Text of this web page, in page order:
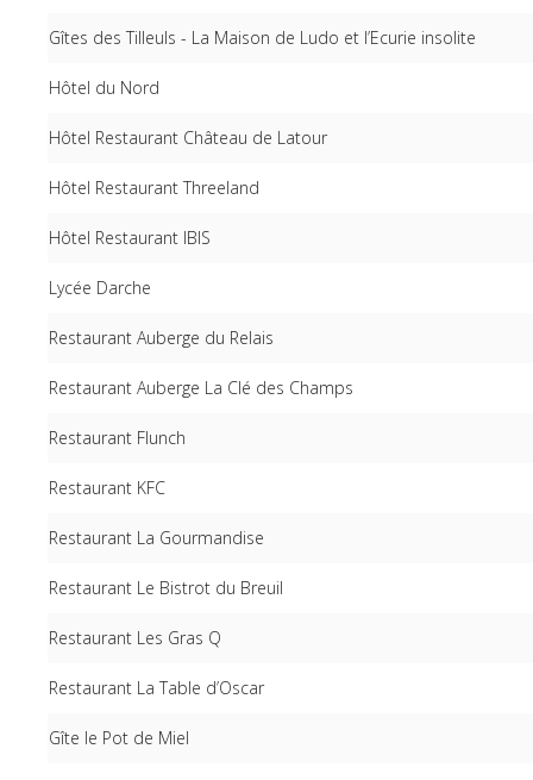
Gîtes des Tilleuls - La Maison de Ludo et l’Ecurie insolite
Hôtel du Nord
Hôtel Restaurant Château de Latour
Hôtel Restaurant Threeland
Hôtel Restaurant IBIS
Lycée Darche
Restaurant Auberge du Relais
Restaurant Auberge La Clé des Champs
Restaurant Flunch
Restaurant KFC
Restaurant La Gourmandise
Restaurant Le Bistrot du Breuil
Restaurant Les Gras Q
Restaurant La Table d’Oscar
Gîte le Pot de Miel